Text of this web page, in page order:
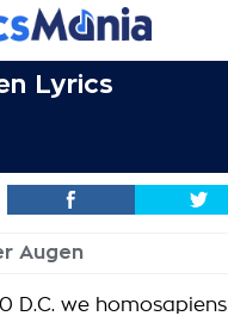
Lyrics
Augen
D.C. we homosapiens